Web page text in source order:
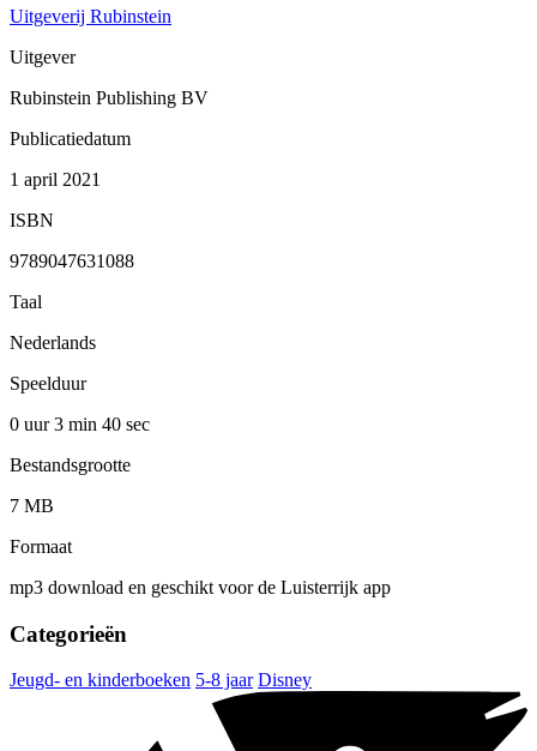
Uitgeverij Rubinstein
Uitgever
Rubinstein Publishing BV
Publicatiedatum
1 april 2021
ISBN
9789047631088
Taal
Nederlands
Speelduur
0 uur 3 min 40 sec
Bestandsgrootte
7 MB
Formaat
mp3 download en geschikt voor de Luisterrijk app
Categorieën
Jeugd- en kinderboeken 5-8 jaar Disney